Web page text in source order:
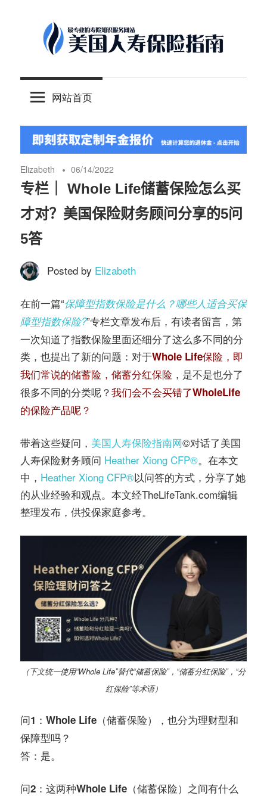
content
美
人
寿
保
险
指
南
©️
最
国
保
险
理
财
务
区
网站首页
Elizabeth 06/14/2022
专栏｜ Whole Life储蓄保险怎么买
才对？美国保险财务顾问分享的5问
5答
Posted by Elizabeth
在前一篇“保障型指数保险是什么？哪些人适合买保
障型指数保险?”专栏文章发布后，有读者留言，第
一次知道了指数保险里面还细分了这么多不同的分
类，也提出了新的问题：对于Whole Life保险，即
我们常说的储蓄险，储蓄分红保险 ，是不是也分了
很多不同的分类呢？我们会不会买错了WholeLife
的保险产品呢？
带着这些疑问， 美国人寿保险指南网©️对话了美国
人寿保险财务顾问 Heather Xiong CFP®️。在本文
中， Heather Xiong CFP®️以问答的方式，分享了她
的从业经验和观点。本文经TheLifeTank.com编辑
整理发布，供投保家庭参考。
（下文统一使用“Whole Life”替代“储蓄保险”，“储蓄分红保险”，“分
红保险”等术语）
问1：Whole Life（储蓄保险），也分为理财型和
保障型吗？
答：是。
问2：这两种Whole Life（储蓄保险）之间有什么